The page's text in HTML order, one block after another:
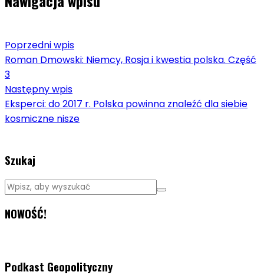
Poprzedni wpis
Roman Dmowski: Niemcy, Rosja i kwestia polska. Część
3
Następny wpis
Eksperci: do 2017 r. Polska powinna znaleźć dla siebie
kosmiczne nisze
Szukaj
NOWOŚĆ!
Podkast Geopolityczny